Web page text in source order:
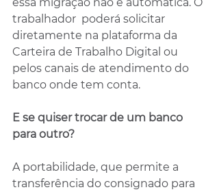
trabalhador  poderá solicitar
diretamente na plataforma da
Carteira de Trabalho Digital ou
pelos canais de atendimento do
banco onde tem conta.
E se quiser trocar de um banco
para outro?
A portabilidade, que permite a
transferência do consignado para